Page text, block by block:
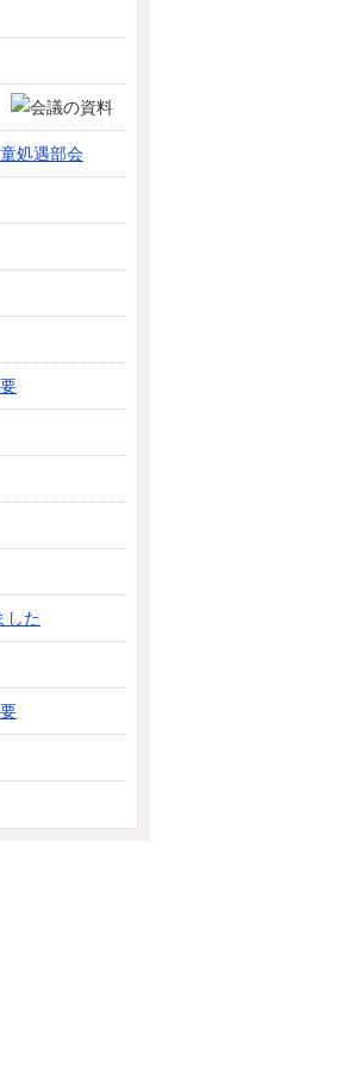
処遇部会
した